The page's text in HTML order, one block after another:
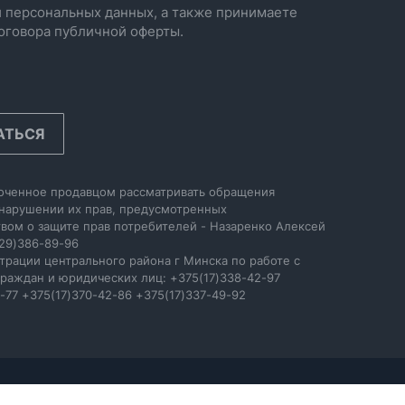
персональных данных, а также принимаете
публичной оферты.
продавцом рассматривать обращения
их прав, предусмотренных
о защите прав потребителей - Назаренко Алексей
89-96
центрального района г Минска по работе с
и юридических лиц: +375(17)338-42-97
77 +375(17)370-42-86 +375(17)337-49-92